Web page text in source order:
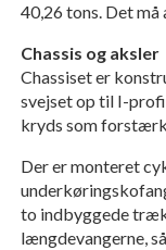
40,26 tons. Det
Chassis og aksler
Chassiset er
svejset op til I-
kryds som
Der er monteret
to indbyggede
længdevangerne,